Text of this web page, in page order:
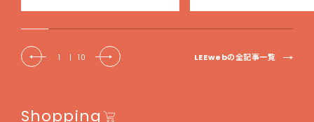
1 | 10 LEEwebの全記事一覧
Shopping